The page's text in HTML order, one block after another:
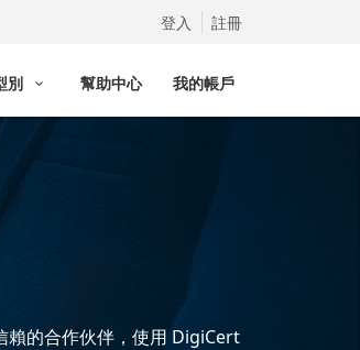
登入 註冊
別 幫助中心 我的帳戶
賴的合作伙伴，使用 DigiCert